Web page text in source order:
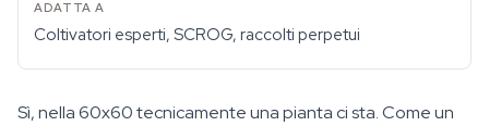
Coltivatori esperti, SCROG, raccolti perpetui
Sì, nella 60x60 tecnicamente una pianta ci sta. Come un